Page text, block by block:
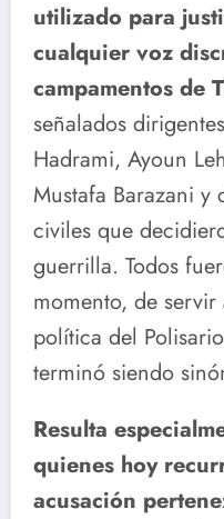
utilizado para
cualquier voz
campamentos de
señalados
Hadrami, Ayoun
Mustafa Barazani y
civiles que
guerrilla. Todos
momento, de
política del
terminó siendo
Resulta
quienes hoy
acusación